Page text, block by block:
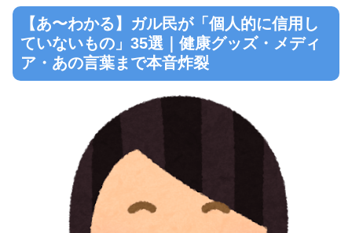
【あ〜わかる】ガル民が「個人的に信用し
ていないもの」35選｜健康グッズ・メディ
ア・あの言葉まで本音炸裂